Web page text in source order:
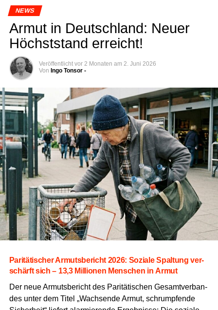
NEWS
Armut in Deutsch­land: Neu­er
Höchst­stand erreicht!
Veröffentlicht vor 2 Monaten am 2. Juni 2026
Von Ingo Tonsor -
Pari­tä­ti­scher Armuts­be­richt 2026: Sozia­le Spal­tung ver­
schärft sich – 13,3 Mil­lio­nen Men­schen in Armut
Der neue Armuts­be­richt des Pari­tä­ti­schen Gesamt­ver­ban­
des unter dem Titel „Wach­sen­de Armut, schrump­fen­de